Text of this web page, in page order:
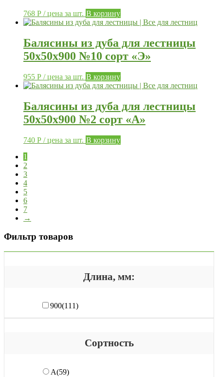
768 Р / цена за шт. В корзину
Балясины из дуба для лестницы
50х50х900 №10 сорт «Э»
955 Р / цена за шт. В корзину
Балясины из дуба для лестницы
50х50х900 №2 сорт «А»
740 Р / цена за шт. В корзину
1
2
3
4
5
6
7
→
Фильтр товаров
Длина, мм:
900(111)
Сортность
А(59)